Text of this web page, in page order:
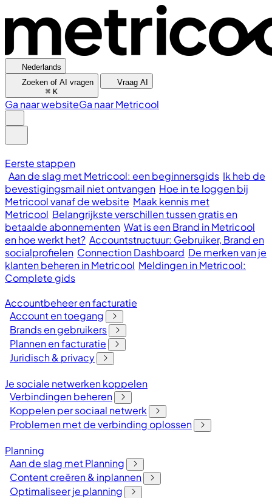
Nederlands
Zoeken of AI vragen
⌘ K
Vraag AI
Ga naar websiteGa naar Metricool
Eerste stappen
Aan de slag met Metricool: een beginnersgids Ik heb de
bevestigingsmail niet ontvangen Hoe in te loggen bij
Metricool vanaf de website Maak kennis met
Metricool Belangrijkste verschillen tussen gratis en
betaalde abonnementen Wat is een Brand in Metricool
en hoe werkt het? Accountstructuur: Gebruiker, Brand en
socialprofielen Connection Dashboard De merken van je
klanten beheren in Metricool Meldingen in Metricool:
Complete gids
Accountbeheer en facturatie
Account en toegang
Brands en gebruikers
Plannen en facturatie
Juridisch & privacy
Je sociale netwerken koppelen
Verbindingen beheren
Koppelen per sociaal netwerk
Problemen met de verbinding oplossen
Planning
Aan de slag met Planning
Content creëren & inplannen
Optimaliseer je planning